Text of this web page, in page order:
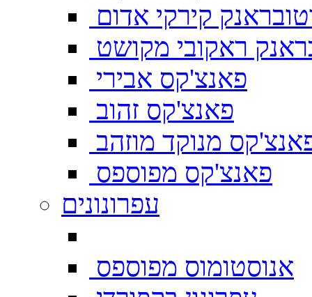
קירקי אדום
ראקובי מקושט
פאנצ'קס אבירי
פאנצ'קס זהוב
מנוקד מוזהב
פאנצ'קס מפוספס
עפרונונים
אנוסטומוס מפוספס